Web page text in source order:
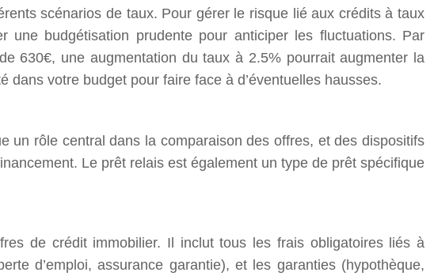
scénarios de taux. Pour gérer le risque lié aux crédits à taux
budgétisation prudente pour anticiper les fluctuations. Par
630€, une augmentation du taux à 2.5% pourrait augmenter la
votre budget pour faire face à d’éventuelles hausses.
un rôle central dans la comparaison des offres, et des dispositifs
Le prêt relais est également un type de prêt spécifique
de crédit immobilier. Il inclut tous les frais obligatoires liés à
d’emploi, assurance garantie), et les garanties (hypothèque,